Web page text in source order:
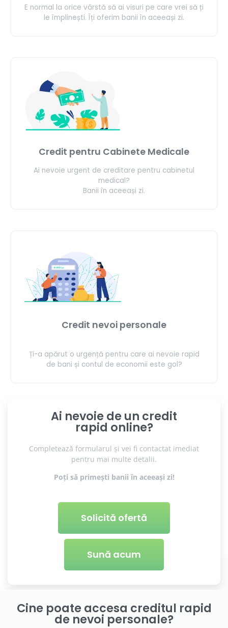
E normal la orice vârstă să ai visuri pe care vrei să ți
le împlinești. Îți oferim banii în aceeași zi.
Credit pentru Cabinete Medicale
Ai nevoie urgent de creditare pentru cabinetul
medical?
Banii în aceeași zi.
Credit nevoi personale
Ți-a apărut o urgență pentru care ai nevoie rapid
de bani și contul de economii este gol?
Ai nevoie de un credit
rapid online?
Completează formularul și vei fi contactat imediat
pentru mai multe detalii.
Poți să primești banii în aceeași zi!
Solicită ofertă
Sună acum
Cine poate accesa creditul rapid
de nevoi personale?